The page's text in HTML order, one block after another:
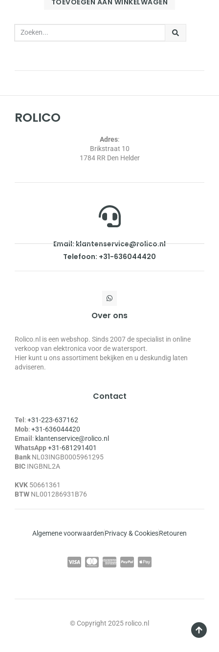
ROLICO
Adres:
Brikstraat 10
1784 RR Den Helder
Email: klantenservice@rolico.nl
Telefoon: +31-636044420
Over ons
Rolico.nl is een webshop. Sinds 2007 de specialist in online
verkoop van elektronica voor de watersport.
Hier kunt u ons assortiment bekijken en u deskundig laten
adviseren.
Contact
Tel :+31-223-637162
Mob:+31-636044420
Email : klantenservice@rolico.nl
WhatsApp+31-681291401
Bank NL03INGB0005961295
BIC INGBNL2A
KVK 50661361
BTW NL001286931B76
Algemene voorwaardenPrivacy & CookiesRetouren
© Copyright 2025 rolico.nl